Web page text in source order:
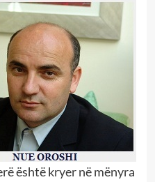
është kryer në mënyra